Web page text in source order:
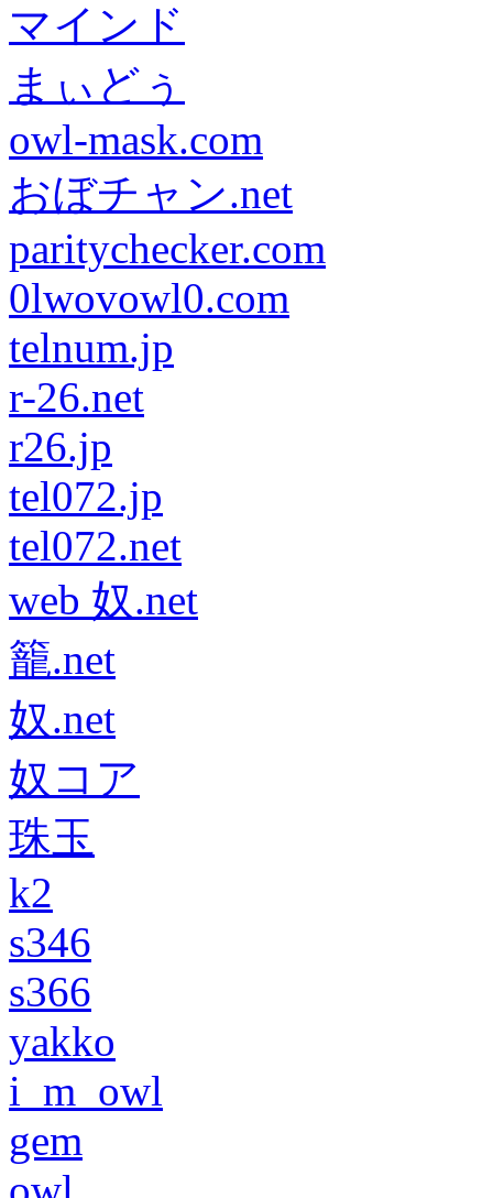
マインド
まぃどぅ
owl-mask.com
おぼチャン.net
paritychecker.com
0lwovowl0.com
telnum.jp
r-26.net
r26.jp
tel072.jp
tel072.net
web 奴.net
籠.net
奴.net
奴コア
珠玉
k2
s346
s366
yakko
i_m_owl
gem